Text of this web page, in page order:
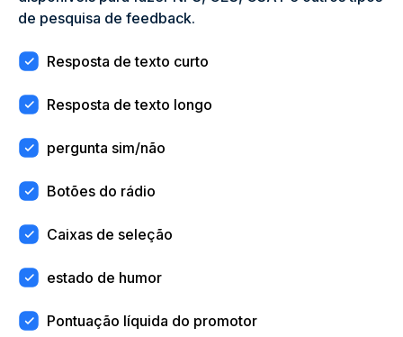
de pesquisa de feedback.
Resposta de texto curto
Resposta de texto longo
pergunta sim/não
Botões do rádio
Caixas de seleção
estado de humor
Pontuação líquida do promotor